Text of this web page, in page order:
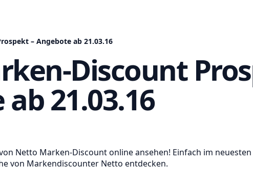
– Angebote ab 21.03.16
Discount
21.03.16
Netto Marken-Discount online ansehen! Einfach im
von Markendiscounter Netto entdecken.